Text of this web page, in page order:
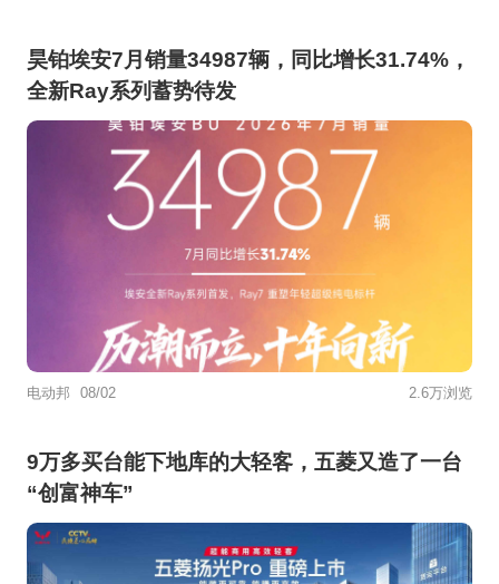
昊铂埃安7月销量34987辆，同比增长31.74%，
全新Ray系列蓄势待发
电动邦 08/02 2.6万浏览
9万多买台能下地库的大轻客，五菱又造了一台
“创富神车”